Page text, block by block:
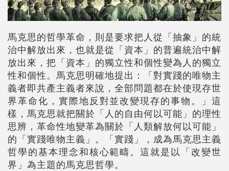
馬克思的哲學革命，則是要求把人從「抽象」的統
治中解放出來，也就是從「資本」的普遍統治中解
放出來，把「資本」的獨立性和個性變為人的獨立
性和個性。馬克思明確地提出：「對實踐的唯物主
義者即共產主義者來說，全部問題都在於使現存世
界革命化，實際地反對並改變現存的事物。」這
樣，馬克思就把關於「人的自由何以可能」的理性
思辨，革命性地變革為關於「人類解放何以可能」
的「實踐唯物主義」。「實踐」，成為馬克思主義
哲學的基本理念和核心範疇。這就是以「改變世
界」為主題的馬克思哲學。